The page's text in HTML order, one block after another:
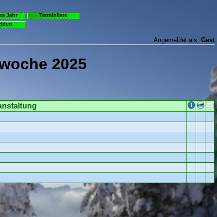
Jahr
Terminliste
Angemeldet als: Gast
2025